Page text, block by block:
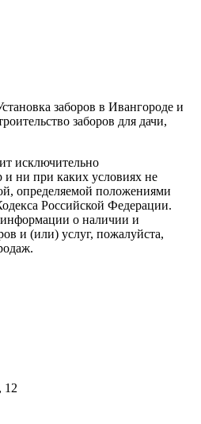
заборов в Ивангороде и
заборов для дачи,
исключительно
ни при каких условиях не
определяемой положениями
Российской Федерации.
о наличии и
и (или) услуг, пожалуйста,
12